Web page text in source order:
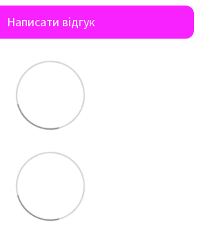
Написати відгук